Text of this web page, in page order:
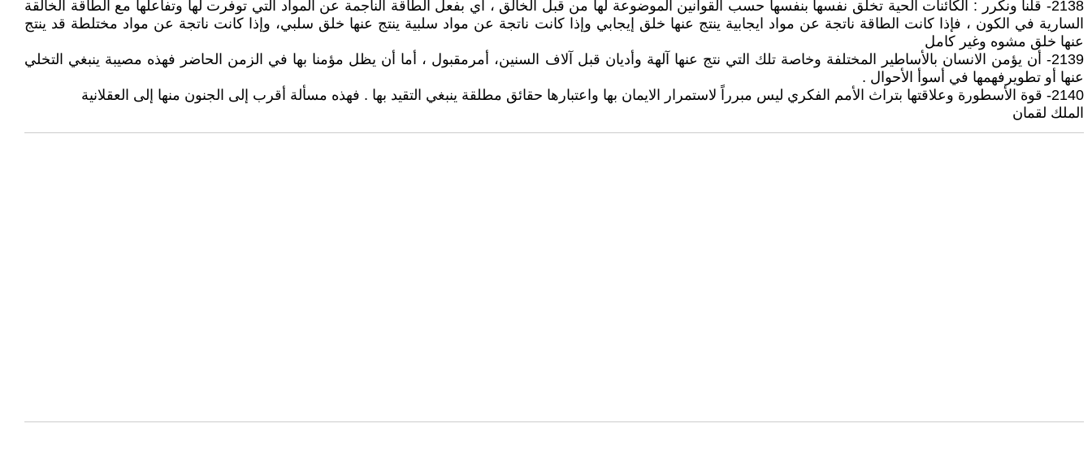
2138- قلنا ونكرر : الكائنات الحية تخلق نفسها بنفسها حسب القوانين الموضوعة لها من قبل الخالق ، أي بفعل الطاقة الناجمة عن المواد التي توفرت لها وتفاعلها مع الطاقة الخالقة
السارية في الكون ، فإذا كانت الطاقة ناتجة عن مواد ايجابية ينتج عنها خلق إيجابي وإذا كانت ناتجة عن مواد سلبية ينتج عنها خلق سلبي، وإذا كانت ناتجة عن مواد مختلطة قد ينتج
عنها خلق مشوه وغير كامل
2139- أن يؤمن الانسان بالأساطير المختلفة وخاصة تلك التي نتج عنها آلهة وأديان قبل آلاف السنين، أمرمقبول ، أما أن يظل مؤمنا بها في الزمن الحاضر فهذه مصيبة ينبغي التخلي
عنها أو تطويرفهمها في أسوأ الأحوال .
2140- قوة الأسطورة وعلاقتها بتراث الأمم الفكري ليس مبرراً لاستمرار الايمان بها واعتبارها حقائق مطلقة ينبغي التقيد بها . فهذه مسألة أقرب إلى الجنون منها إلى العقلانية
الملك لقمان